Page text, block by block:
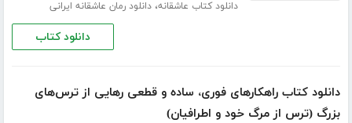
دانلود کتاب عاشقانه،دانلود رمان عاشقانه ایرانی
دانلود کتاب
دانلود کتاب راهکارهای فوری، ساده و قطعی رهایی از ترس‌های
بزرگ (ترس از مرگ خود و اطرافیان)